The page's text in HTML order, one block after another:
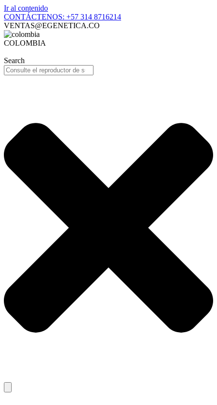
Ir al contenido
CONTÁCTENOS: +57 314 8716214
VENTAS@EGENETICA.CO
COLOMBIA
Search